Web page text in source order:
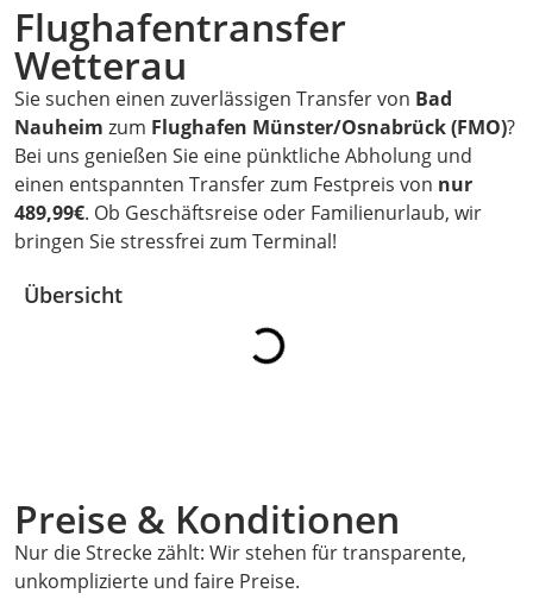
Flughafentransfer
Wetterau
Sie suchen einen zuverlässigen Transfer von Bad
Nauheim zum Flughafen Münster/Osnabrück (FMO)?
Bei uns genießen Sie eine pünktliche Abholung und
einen entspannten Transfer zum Festpreis von nur
489,99€. Ob Geschäftsreise oder Familienurlaub, wir
bringen Sie stressfrei zum Terminal!
Übersicht
Preise & Konditionen
Nur die Strecke zählt: Wir stehen für transparente,
unkomplizierte und faire Preise.